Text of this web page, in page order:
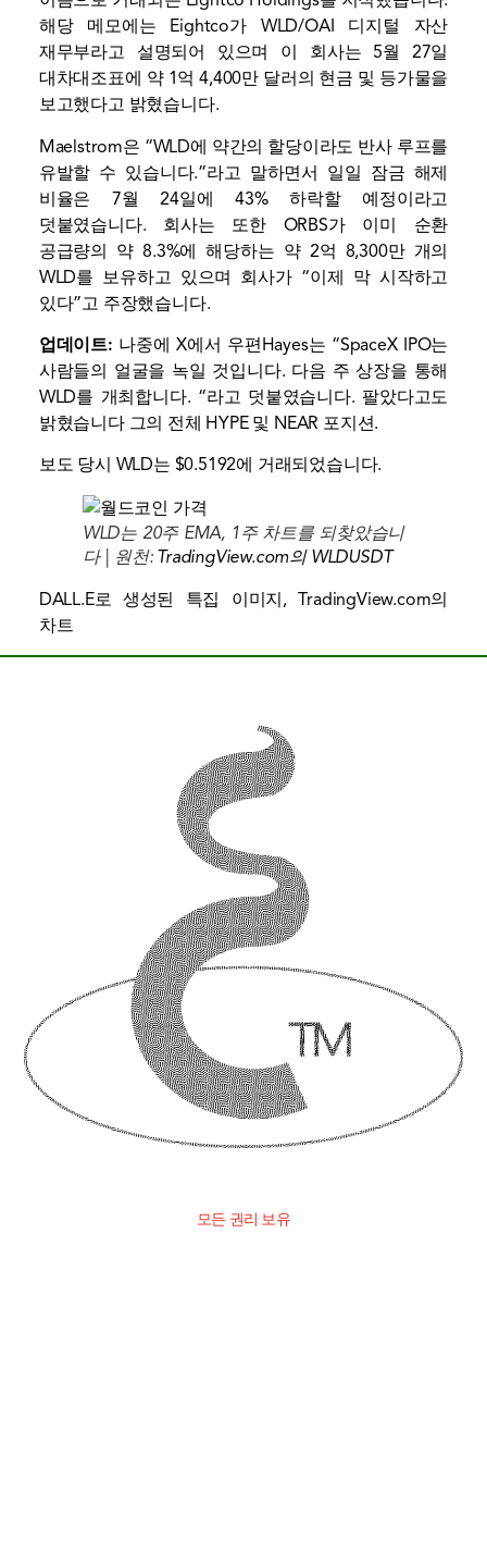
해당 메모에는 Eightco가 WLD/OAI 디지털 자산
재무부라고 설명되어 있으며 이 회사는 5월 27일
대차대조표에 약 1억 4,400만 달러의 현금 및 등가물을
보고했다고 밝혔습니다.
Maelstrom은 “WLD에 약간의 할당이라도 반사 루프를
유발할 수 있습니다.”라고 말하면서 일일 잠금 해제
비율은 7월 24일에 43% 하락할 예정이라고
덧붙였습니다. 회사는 또한 ORBS가 이미 순환
공급량의 약 8.3%에 해당하는 약 2억 8,300만 개의
WLD를 보유하고 있으며 회사가 “이제 막 시작하고
있다”고 주장했습니다.
업데이트: 나중에 X에서 우편Hayes는 “SpaceX IPO는
사람들의 얼굴을 녹일 것입니다. 다음 주 상장을 통해
WLD를 개최합니다. “라고 덧붙였습니다. 팔았다고도
밝혔습니다 그의 전체 HYPE 및 NEAR 포지션.
보도 당시 WLD는 $0.5192에 거래되었습니다.
WLD는 20주 EMA, 1주 차트를 되찾았습니
다 | 원천: TradingView.com의 WLDUSDT
DALL.E로 생성된 특집 이미지, TradingView.com의
차트
모든 권리 보유